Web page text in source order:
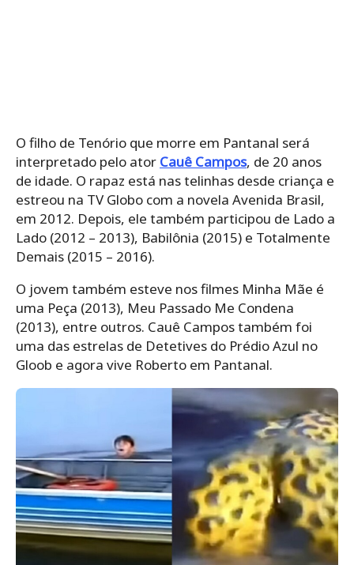
O filho de Tenório que morre em Pantanal será
interpretado pelo ator Cauê Campos, de 20 anos
de idade. O rapaz está nas telinhas desde criança e
estreou na TV Globo com a novela Avenida Brasil,
em 2012. Depois, ele também participou de Lado a
Lado (2012 – 2013), Babilônia (2015) e Totalmente
Demais (2015 – 2016).
O jovem também esteve nos filmes Minha Mãe é
uma Peça (2013), Meu Passado Me Condena
(2013), entre outros. Cauê Campos também foi
uma das estrelas de Detetives do Prédio Azul no
Gloob e agora vive Roberto em Pantanal.